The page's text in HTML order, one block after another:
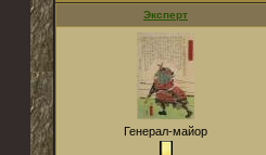
Эксперт
Генерал-майор